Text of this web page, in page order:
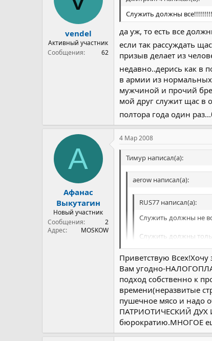
vendel
Активный участник
Сообщения
62
Служить должны
да уж, то есть все
если так рассуждать
призыв делает из
недавно..дерись как в
в армии из нормальных
мужчиной и прочий
мой друг служит щас в
полтора года один
А
Афанас
Выкутагин
Новый участник
Сообщения
2
Адрес
MOSKOW
4 Мар 2008
Тимур написал(а):
aerow написал(а):
RUS77 написал(а):
Служить должны не
Служить должны
Что значит хочет - не
стране каким либо
армии или
может ты прав...
Приветствую
Вам угодно-
подход собственно к
времени(неразвитые
пушечное мясо и надо
ПАТРИОТИЧЕСКИЙ ДУХ
бюрократию.МНОГОЕ